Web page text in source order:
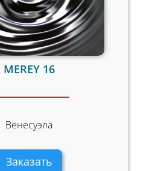
MEREY 16
Венесуэла
Заказать